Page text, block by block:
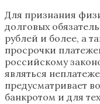
Для признания
долговых
рублей и более, а
просрочки
российскому
являться
предусматривает
банкротом и для